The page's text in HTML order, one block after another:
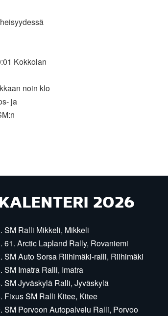
Kokkolan
noin klo
ja
2026
SM Ralli Mikkeli, Mikkeli
61. Arctic Lapland Rally, Rovaniemi
SM Auto Sorsa Riihimäki-ralli, Riihimäki
SM Imatra Ralli, Imatra
SM Jyväskylä Ralli, Jyväskylä
Fixus SM Ralli Kitee, Kitee
SM Porvoon Autopalvelu Ralli, Porvoo